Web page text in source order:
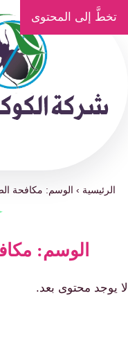
تخطَّ إلى المحتوى
الرئيسية ›الوسم: مكافحة
الوسم:
لا يوجد محتوى بعد.